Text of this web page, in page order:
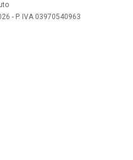
- P. IVA 03970540963